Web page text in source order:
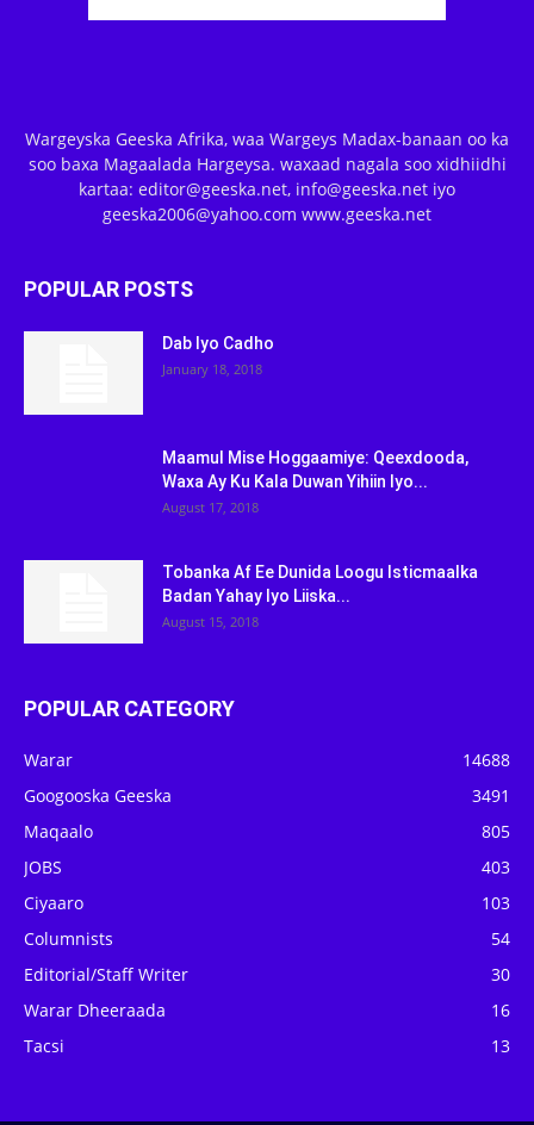
Wargeyska Geeska Afrika, waa Wargeys Madax-banaan oo ka
soo baxa Magaalada Hargeysa. waxaad nagala soo xidhiidhi
kartaa: editor@geeska.net, info@geeska.net iyo
geeska2006@yahoo.com www.geeska.net
POPULAR POSTS
Dab Iyo Cadho
January 18, 2018
Maamul Mise Hoggaamiye: Qeexdooda,
Waxa Ay Ku Kala Duwan Yihiin Iyo...
August 17, 2018
Tobanka Af Ee Dunida Loogu Isticmaalka
Badan Yahay Iyo Liiska...
August 15, 2018
POPULAR CATEGORY
Warar
14688
Googooska Geeska
3491
Maqaalo
805
JOBS
403
Ciyaaro
103
Columnists
54
Editorial/Staff Writer
30
Warar Dheeraada
16
Tacsi
13